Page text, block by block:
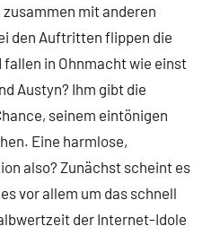
mit anderen
den Auftritten flippen die
in Ohnmacht wie einst
Austyn? Ihm gibt die
seinem eintönigen
Eine harmlose,
also? Zunächst scheint es
vor allem um das schnell
der Internet-Idole